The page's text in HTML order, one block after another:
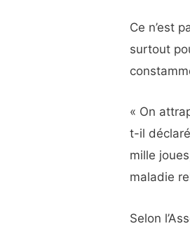
Ce n’est
surtout
« On
t-il
mille
maladie
Selon